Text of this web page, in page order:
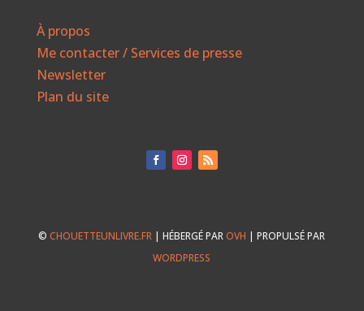
À propos
Me contacter / Services de presse
Newsletter
Plan du site
©CHOUETTEUNLIVRE.FR | HÉBERGÉ PAROVH | PROPULSÉ PAR
WORDPRESS